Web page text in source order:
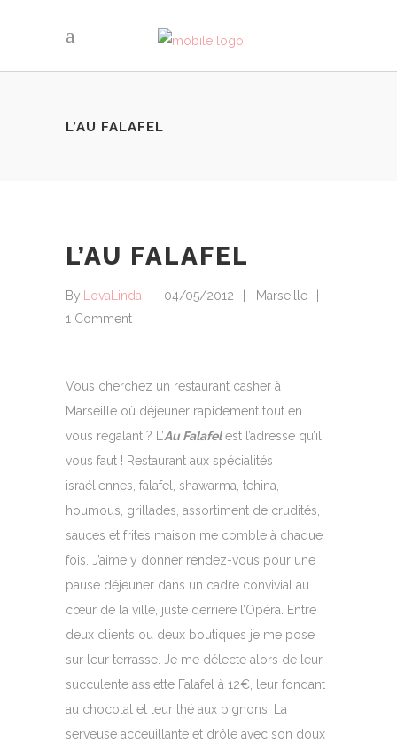
L’AU FALAFEL
L’AU FALAFEL
By LovaLinda 04/05/2012
Marseille
1 Comment
Vous cherchez un restaurant casher à
Marseille où déjeuner rapidement tout en
vous régalant ? L’Au Falafelest l’adresse qu’il
vous faut ! Restaurant aux spécialités
israéliennes, falafel, shawarma, tehina,
houmous, grillades, assortiment de crudités,
sauces et frites maison me comble à chaque
fois. J’aime y donner rendez-vous pour une
pause déjeuner dans un cadre convivial au
cœur de la ville, juste derrière l’Opéra. Entre
deux clients ou deux boutiques je me pose
sur leur terrasse. Je me délecte alors de leur
succulente assiette Falafel à 12€, leur fondant
au chocolat et leur thé aux pignons. La
serveuse acceuillante et drôle avec son doux